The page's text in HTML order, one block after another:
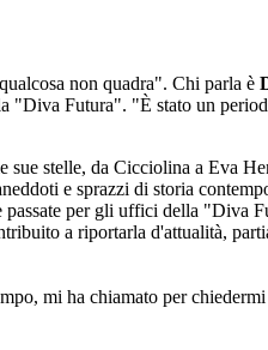
non quadra". Chi parla è
"Diva Futura". "È stato un
stelle, da Cicciolina a Eva
e sprazzi di storia
per gli uffici della "Diva
a riportarla d'attualità,
mi ha chiamato per chiedermi